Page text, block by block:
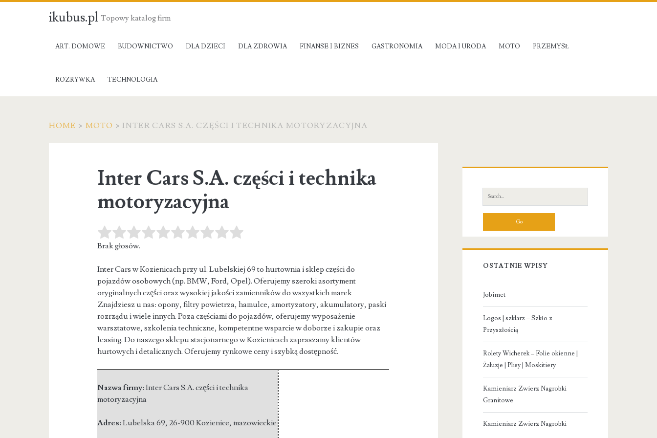
ikubus.pl Topowy katalog firm
ART. DOMOWE BUDOWNICTWO DLA DZIECI DLA ZDROWIA FINANSE I BIZNES GASTRONOMIA MODA I URODA MOTO PRZEMYSŁ
ROZRYWKA TECHNOLOGIA
HOME > MOTO >INTER CARS S.A. CZĘŚCI I TECHNIKA MOTORYZACYJNA
Inter Cars S.A. części i technika
motoryzacyjna
Brak głosów.
Inter Cars w Kozienicach przy ul. Lubelskiej 69 to hurtownia i sklep części do
pojazdów osobowych (np. BMW, Ford, Opel). Oferujemy szeroki asortyment
oryginalnych części oraz wysokiej jakości zamienników do wszystkich marek
Znajdziesz u nas: opony, filtry powietrza, hamulce, amortyzatory, akumulatory, paski
rozrządu i wiele innych. Poza częściami do pojazdów, oferujemy wyposażenie
warsztatowe, szkolenia techniczne, kompetentne wsparcie w doborze i zakupie oraz
leasing. Do naszego sklepu stacjonarnego w Kozienicach zapraszamy klientów
hurtowych i detalicznych. Oferujemy rynkowe ceny i szybką dostępność.
Nazwa firmy:Inter Cars S.A. części i technika
motoryzacyjna
Adres:Lubelska 69,26-900 Kozienice,mazowieckie
Sidebar
Search
for:
OSTATNIE WPISY
Jobimet
Logos | szklarz – Szkło z
Przyszłością
Rolety Wicherek – Folie okienne |
Żaluzje | Plisy | Moskitiery
Kamieniarz Zwierz Nagrobki
Granitowe
Kamieniarz Zwierz Nagrobki